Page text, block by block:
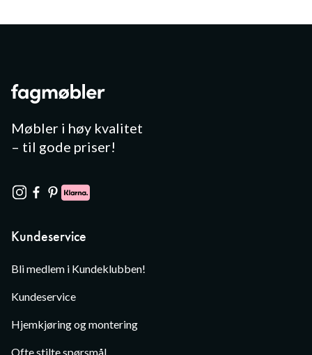
Møbler i høy kvalitet
– til gode priser!
Kundeservice
Bli medlem i Kundeklubben!
Kundeservice
Hjemkjøring og montering
Ofte stilte spørsmål